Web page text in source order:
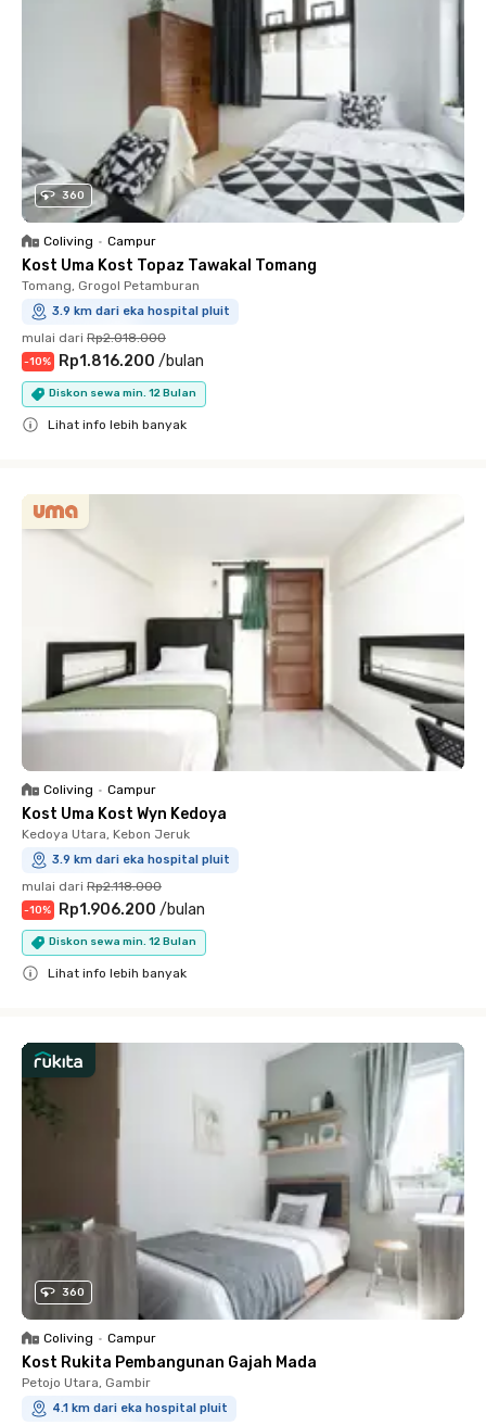
360
Coliving • Campur
Kost Uma Kost Topaz Tawakal Tomang
Tomang, Grogol Petamburan
3.9 km dari eka hospital pluit
mulai dari Rp2.018.000
-10% Rp1.816.200 /bulan
Diskon sewa min. 12 Bulan
Lihat info lebih banyak
Coliving • Campur
Kost Uma Kost Wyn Kedoya
Kedoya Utara, Kebon Jeruk
3.9 km dari eka hospital pluit
mulai dari Rp2.118.000
-10% Rp1.906.200 /bulan
Diskon sewa min. 12 Bulan
Lihat info lebih banyak
360
Coliving • Campur
Kost Rukita Pembangunan Gajah Mada
Petojo Utara, Gambir
4.1 km dari eka hospital pluit